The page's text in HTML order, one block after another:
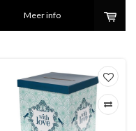
Meer info